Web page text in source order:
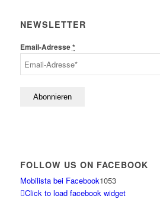
NEWSLETTER
Email-Adresse*
FOLLOW US ON FACEBOOK
Mobilista bei Facebook1053
Click to load facebook widget